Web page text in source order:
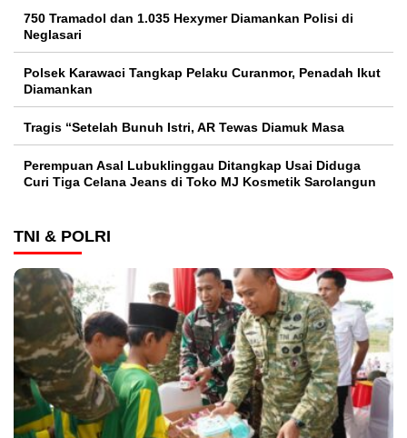
750 Tramadol dan 1.035 Hexymer Diamankan Polisi di
Neglasari
Polsek Karawaci Tangkap Pelaku Curanmor, Penadah Ikut
Diamankan
Tragis “Setelah Bunuh Istri, AR Tewas Diamuk Masa
Perempuan Asal Lubuklinggau Ditangkap Usai Diduga
Curi Tiga Celana Jeans di Toko MJ Kosmetik Sarolangun
TNI & POLRI